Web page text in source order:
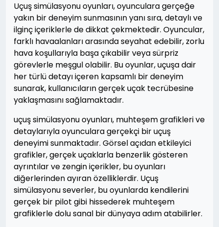
Uçuş simülasyonu oyunları, oyunculara gerçeğe
yakın bir deneyim sunmasının yanı sıra, detaylı ve
ilginç içeriklerle de dikkat çekmektedir. Oyuncular,
farklı havaalanları arasında seyahat edebilir, zorlu
hava koşullarıyla başa çıkabilir veya sürpriz
görevlerle meşgul olabilir. Bu oyunlar, uçuşa dair
her türlü detayı içeren kapsamlı bir deneyim
sunarak, kullanıcıların gerçek uçak tecrübesine
yaklaşmasını sağlamaktadır.
uçuş simülasyonu oyunları, muhteşem grafikleri ve
detaylarıyla oyunculara gerçekçi bir uçuş
deneyimi sunmaktadır. Görsel açıdan etkileyici
grafikler, gerçek uçaklarla benzerlik gösteren
ayrıntılar ve zengin içerikler, bu oyunları
diğerlerinden ayıran özelliklerdir. Uçuş
simülasyonu severler, bu oyunlarda kendilerini
gerçek bir pilot gibi hissederek muhteşem
grafiklerle dolu sanal bir dünyaya adım atabilirler.